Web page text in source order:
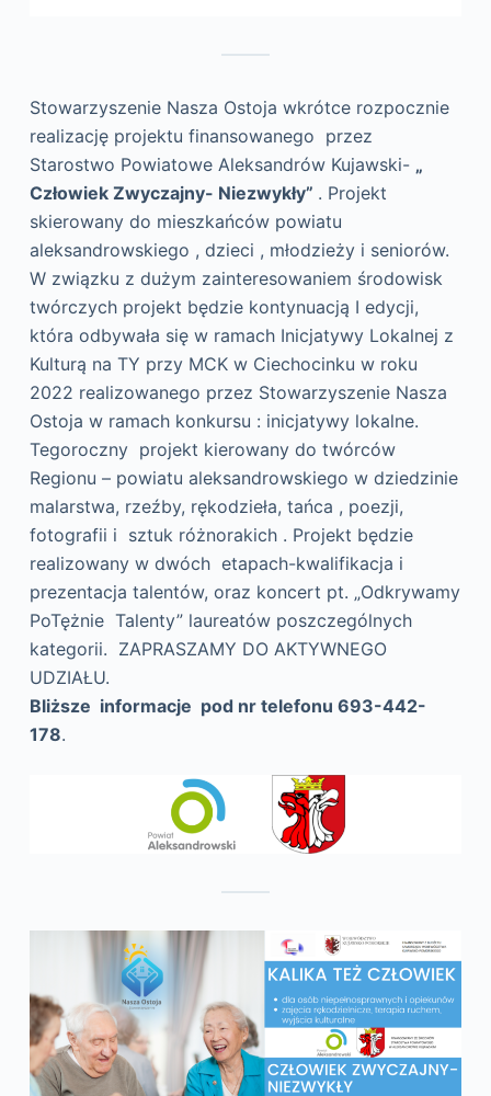
Stowarzyszenie Nasza Ostoja wkrótce rozpocznie
realizację projektu finansowanego przez
Starostwo Powiatowe Aleksandrów Kujawski- „
Człowiek Zwyczajny- Niezwykły” . Projekt
skierowany do mieszkańców powiatu
aleksandrowskiego , dzieci , młodzieży i seniorów.
W związku z dużym zainteresowaniem środowisk
twórczych projekt będzie kontynuacją I edycji,
która odbywała się w ramach Inicjatywy Lokalnej z
Kulturą na TY przy MCK w Ciechocinku w roku
2022 realizowanego przez Stowarzyszenie Nasza
Ostoja w ramach konkursu : inicjatywy lokalne.
Tegoroczny projekt kierowany do twórców
Regionu – powiatu aleksandrowskiego w dziedzinie
malarstwa, rzeźby, rękodzieła, tańca , poezji,
fotografii i sztuk różnorakich . Projekt będzie
realizowany w dwóch etapach-kwalifikacja i
prezentacja talentów, oraz koncert pt. „Odkrywamy
PoTężnie Talenty” laureatów poszczególnych
kategorii. ZAPRASZAMY DO AKTYWNEGO
UDZIAŁU.
Bliższe informacje pod nr telefonu 693-442-
178.